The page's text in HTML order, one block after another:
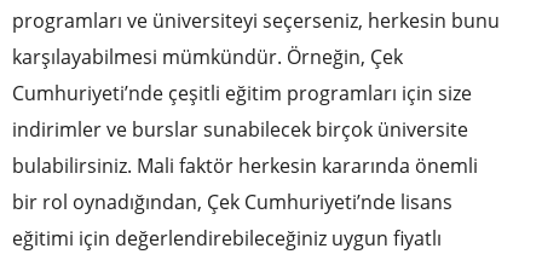
programları ve üniversiteyi seçerseniz, herkesin bunu
karşılayabilmesi mümkündür. Örneğin, Çek
Cumhuriyeti’nde çeşitli eğitim programları için size
indirimler ve burslar sunabilecek birçok üniversite
bulabilirsiniz. Mali faktör herkesin kararında önemli
bir rol oynadığından, Çek Cumhuriyeti’nde lisans
eğitimi için değerlendirebileceğiniz uygun fiyatlı